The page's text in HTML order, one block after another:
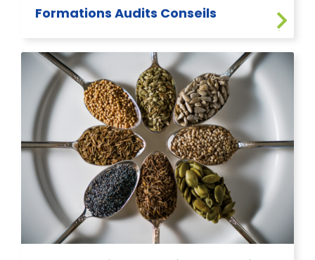
Formations Audits Conseils